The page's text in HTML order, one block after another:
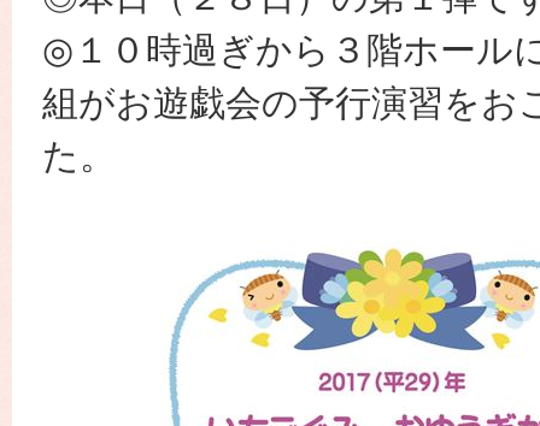
◎１０時過ぎから３階ホール
組がお遊戯会の予行演習をお
た。